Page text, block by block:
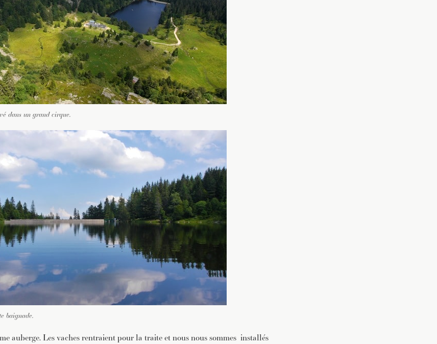
dans un grand cirque.
baignade.
auberge. Les vaches rentraient pour la traite et nous nous sommes installés